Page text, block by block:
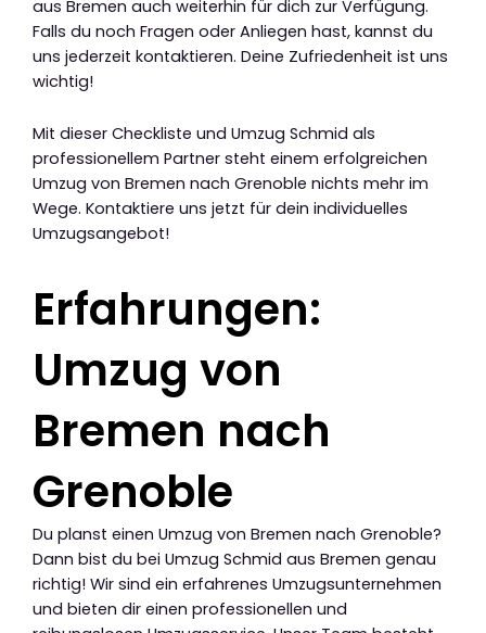
aus Bremen auch weiterhin für dich zur Verfügung.
Falls du noch Fragen oder Anliegen hast, kannst du
uns jederzeit kontaktieren. Deine Zufriedenheit ist uns
wichtig!
Mit dieser Checkliste und Umzug Schmid als
professionellem Partner steht einem erfolgreichen
Umzug von Bremen nach Grenoble nichts mehr im
Wege. Kontaktiere uns jetzt für dein individuelles
Umzugsangebot!
Erfahrungen:
Umzug von
Bremen nach
Grenoble
Du planst einen Umzug von Bremen nach Grenoble?
Dann bist du bei Umzug Schmid aus Bremen genau
richtig! Wir sind ein erfahrenes Umzugsunternehmen
und bieten dir einen professionellen und